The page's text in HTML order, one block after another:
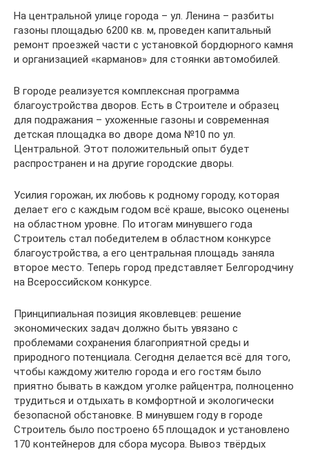
На центральной улице города – ул. Ленина – разбиты
газоны площадью 6200 кв. м, проведен капитальный
ремонт проезжей части с установкой бордюрного камня
и организацией «карманов» для стоянки автомобилей.
В городе реализуется комплексная программа
благоустройства дворов. Есть в Строителе и образец
для подражания – ухоженные газоны и современная
детская площадка во дворе дома №10 по ул.
Центральной. Этот положительный опыт будет
распространен и на другие городские дворы.
Усилия горожан, их любовь к родному городу, которая
делает его с каждым годом всё краше, высоко оценены
на областном уровне. По итогам минувшего года
Строитель стал победителем в областном конкурсе
благоустройства, а его центральная площадь заняла
второе место. Теперь город представляет Белгородчину
на Всероссийском конкурсе.
Принципиальная позиция яковлевцев: решение
экономических задач должно быть увязано с
проблемами сохранения благоприятной среды и
природного потенциала. Сегодня делается всё для того,
чтобы каждому жителю города и его гостям было
приятно бывать в каждом уголке райцентра, полноценно
трудиться и отдыхать в комфортной и экологически
безопасной обстановке. В минувшем году в городе
Строитель было построено 65 площадок и установлено
170 контейнеров для сбора мусора. Вывоз твёрдых